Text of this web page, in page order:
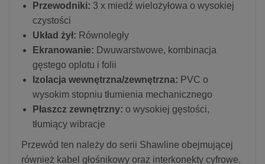
Przewodniki: 3 x miedź wielożyłowa o wysokiej
czystości
Układ żył: Równoległy
Ekranowanie: Dwuwarstwowe, kombinacja
gęstego oplotu i folii
Izolacja wewnętrzna/zewnętrzna: PVC o
wysokim stopniu tłumienia mechanicznego
Płaszcz zewnętrzny: o wysokiej gęstości,
tłumiący wibracje
Przewód ten należy do serii Shawline obejmującej
również kabel głośnikowy oraz interkonekty cyfrowe.